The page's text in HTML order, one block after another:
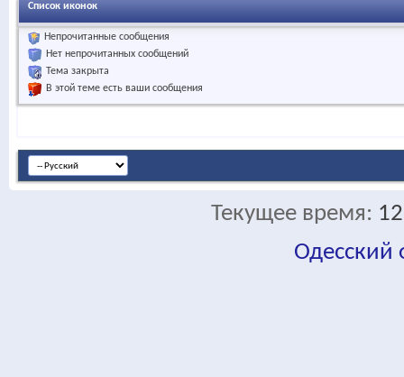
Список иконок
Непрочитанные сообщения
Нет непрочитанных сообщений
Тема закрыта
В этой теме есть ваши сообщения
Текущее время:
Одесский